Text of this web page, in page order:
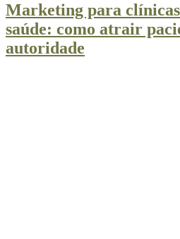
Marketing para
saúde: como atrair
autoridade